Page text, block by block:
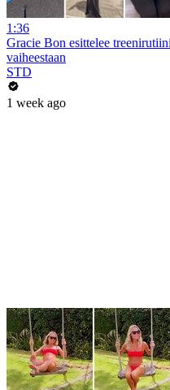
1:36
Gracie Bon esittelee
vaiheestaan
STD
1 week ago